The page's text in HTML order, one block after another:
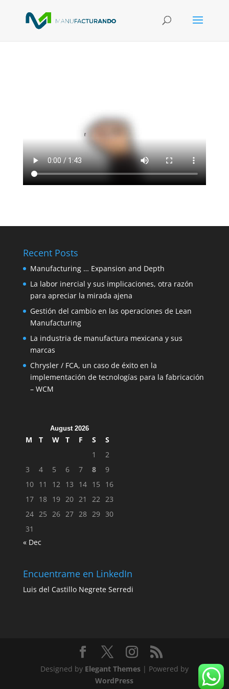
Recent Posts
Manufacturing … Expansion and Depth
La labor inercial y sus implicaciones, otra razón
para apreciar la mirada ajena
Gestión del cambio en las operaciones de Lean
Manufacturing
La industria de manufactura mexicana y sus
marcas
Chrysler / FCA, un caso de éxito en la
implementación de tecnologías para la fabricación
– WCM
August 2026
M T W T F S
S
1
2
3
4 5 6 7 8
9
10 11 12 13 14 15
16
17 18 19 20 21 22
23
24 25 26 27 28 29 30
31
« Dec
Encuentrame en LinkedIn
Luis del Castillo Negrete Serredi
Designed by Elegant Themes| Powered by
WordPress